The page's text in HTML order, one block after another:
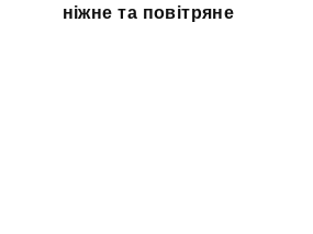
ніжне та повітряне